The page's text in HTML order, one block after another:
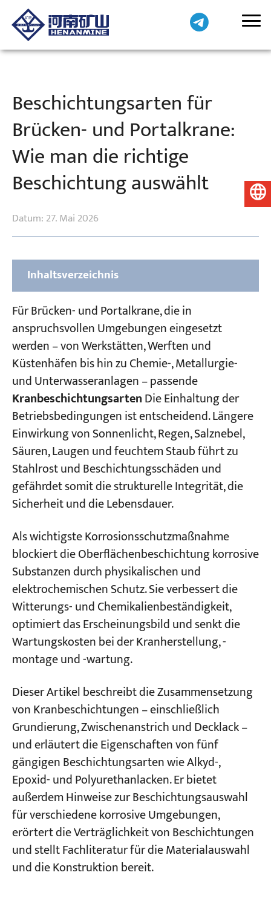
Projekte
Blogs
Nachrichten
Bewerbungen
Über uns
Kontakt
Beschichtungsarten für
Brücken- und Portalkrane:
Wie man die richtige
Beschichtung auswählt
Datum: 27. Mai 2026
Inhaltsverzeichnis
Brücken- und Portalkrane
Hauptarten von Beschichtungsmaterialien
Alkydbeschichtung
Epoxidbeschichtungen
Polyurethanbeschichtungen
Chlorierte Gummibeschichtung
Reine Acrylbeschichtungen
Empfehlungen der Beschichtungsschichten
(gemäß JB/T 5946-2018)
Auswahlleitfaden: So wählen Sie das richtige
Beschichtungssystem für Brücken- und
Portalkrane
Wie man Kranbeschichtungssysteme an
korrosive Umgebungen anpasst
Die Kompatibilität der Beschichtung ist
entscheidend für die Langzeitleistung.
Endbeschichtung
Für Brücken- und Portalkrane, die in
anspruchsvollen Umgebungen eingesetzt
werden – von Werkstätten, Werften und
Küstenhäfen bis hin zu Chemie-, Metallurgie-
und Unterwasseranlagen – passende
KranbeschichtungsartenDie Einhaltung der
Betriebsbedingungen ist entscheidend. Längere
Einwirkung von Sonnenlicht, Regen, Salznebel,
Säuren, Laugen und feuchtem Staub führt zu
Stahlrost und Beschichtungsschäden und
gefährdet somit die strukturelle Integrität, die
Sicherheit und die Lebensdauer.
Als wichtigste Korrosionsschutzmaßnahme
blockiert die Oberflächenbeschichtung korrosive
Substanzen durch physikalischen und
elektrochemischen Schutz. Sie verbessert die
Witterungs- und Chemikalienbeständigkeit,
optimiert das Erscheinungsbild und senkt die
Wartungskosten bei der Kranherstellung, -
montage und -wartung.
Dieser Artikel beschreibt die Zusammensetzung
von Kranbeschichtungen – einschließlich
Grundierung, Zwischenanstrich und Decklack –
und erläutert die Eigenschaften von fünf
gängigen Beschichtungsarten wie Alkyd-,
Epoxid- und Polyurethanlacken. Er bietet
außerdem Hinweise zur Beschichtungsauswahl
für verschiedene korrosive Umgebungen,
erörtert die Verträglichkeit von Beschichtungen
und stellt Fachliteratur für die Materialauswahl
und die Konstruktion bereit.
Deutsch